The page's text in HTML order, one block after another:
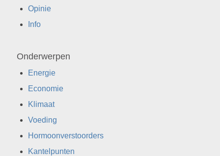
Opinie
Info
Onderwerpen
Energie
Economie
Klimaat
Voeding
Hormoonverstoorders
Kantelpunten